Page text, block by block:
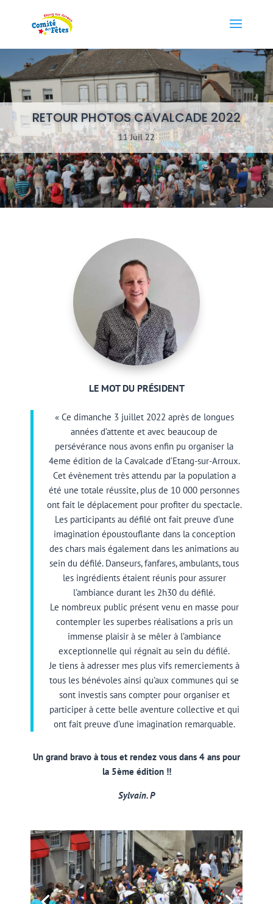
RETOUR PHOTOS CAVALCADE 2022
11 Juil 22
LE MOT DU PRÉSIDENT
« Ce dimanche 3 juillet 2022 après de longues
années d’attente et avec beaucoup de
persévérance nous avons enfin pu organiser la
4eme édition de la Cavalcade d’Etang-sur-Arroux.
Cet évènement très attendu par la population a
été une totale réussite, plus de 10 000 personnes
ont fait le déplacement pour profiter du spectacle.
Les participants au défilé ont fait preuve d’une
imagination époustouflante dans la conception
des chars mais également dans les animations au
sein du défilé. Danseurs, fanfares, ambulants, tous
les ingrédients étaient réunis pour assurer
l’ambiance durant les 2h30 du défilé.
Le nombreux public présent venu en masse pour
contempler les superbes réalisations a pris un
immense plaisir à se mêler à l’ambiance
exceptionnelle qui régnait au sein du défilé.
Je tiens à adresser mes plus vifs remerciements à
tous les bénévoles ainsi qu’aux communes qui se
sont investis sans compter pour organiser et
participer à cette belle aventure collective et qui
ont fait preuve d’une imagination remarquable.
Un grand bravo à tous et rendez vous dans 4 ans pour
la 5ème édition!!
Sylvain. P